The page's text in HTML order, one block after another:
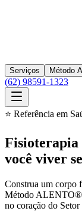
Serviços Método
(62) 98591-1323
⭐ Referência em
Fisioterapia
você viver
Construa um corpo
Método ALENTO®.
no coração do